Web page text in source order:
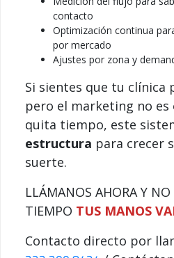
contacto
Optimización continua
por mercado
Ajustes por zona y
Si sientes que tu clínica
pero el marketing no
quita tiempo, este
estructura para crecer
suerte.
LLÁMANOS AHORA Y NO
TIEMPO TUS MANOS
Contacto directo por